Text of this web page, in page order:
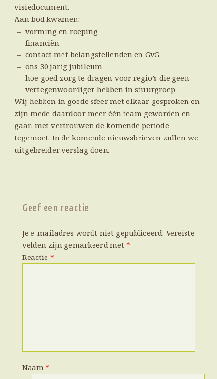
visiedocument.
Aan bod kwamen:
vorming en roeping
financiën
contact met belangstellenden en GvG
ons 30 jarig jubileum
hoe goed zorg te dragen voor regio’s die geen
vertegenwoordiger hebben in stuurgroep
Wij hebben in goede sfeer met elkaar gesproken en
zijn mede daardoor meer één team geworden en
gaan met vertrouwen de komende periode
tegemoet. In de komende nieuwsbrieven zullen we
uitgebreider verslag doen.
Geef een reactie
Je e-mailadres wordt niet gepubliceerd. Vereiste
velden zijn gemarkeerd met *
Reactie *
Naam*